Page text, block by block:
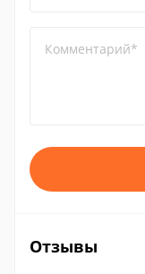
Комментарий*
Отзывы